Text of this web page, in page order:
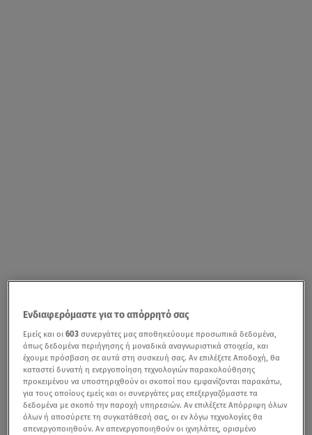
Ενδιαφερόμαστε για το απόρρητό σας
Εμείς και οι603 συνεργάτες μας αποθηκεύουμε προσωπικά δεδομένα,
όπως δεδομένα περιήγησης ή μοναδικά αναγνωριστικά στοιχεία, και
έχουμε πρόσβαση σε αυτά στη συσκευή σας. Αν επιλέξετε Αποδοχή, θα
καταστεί δυνατή η ενεργοποίηση τεχνολογιών παρακολούθησης
προκειμένου να υποστηριχθούν οι σκοποί που εμφανίζονται παρακάτω,
για τους οποίους εμείς και οι συνεργάτες μας επεξεργαζόμαστε τα
δεδομένα με σκοπό την παροχή υπηρεσιών. Αν επιλέξετε Απόρριψη όλων
όλων ή αποσύρετε τη συγκατάθεσή σας, οι εν λόγω τεχνολογίες θα
απενεργοποιηθούν. Αν απενεργοποιηθούν οι ιχνηλάτες, ορισμένο